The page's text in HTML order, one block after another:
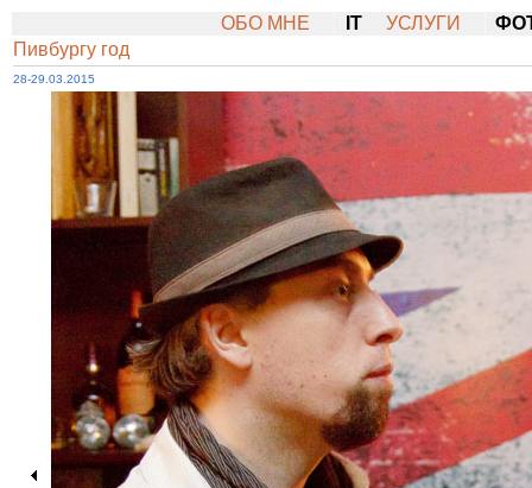
ОБО МНЕ IT УСЛУГИ
Пивбургу год
28-29.03.2015